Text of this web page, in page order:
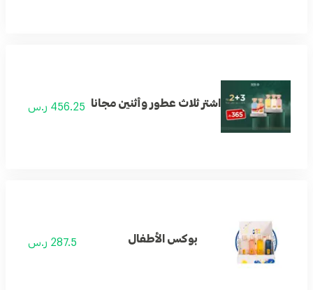
اشتر ثلاث عطور وأثنين مجانا 456.25 ر.س
بوكس الأطفال 287.5 ر.س